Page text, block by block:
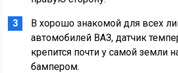
В хорошо знакомой для всех
автомобилей ВАЗ, датчик
крепится почти у самой земли
бампером.